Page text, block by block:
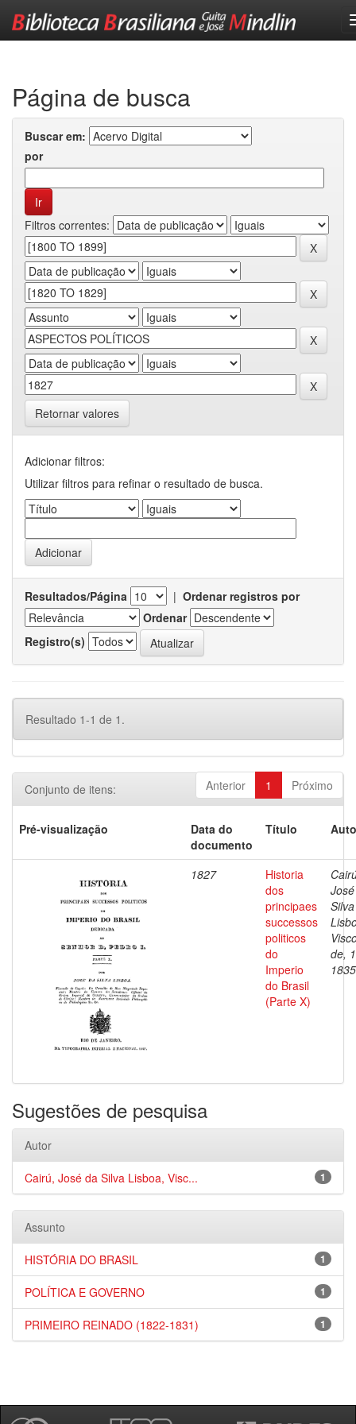
Página de busca
Buscar em:
por
Filtros correntes:
Retornar valores
Adicionar filtros:
Utilizar filtros para refinar o resultado de busca.
Resultados/Página | Ordenar registros por
Ordenar
Registro(s)
Resultado 1-1 de 1.
Anterior 1 Próximo
Conjunto de itens:
Pré-visualização
Data do
documento
Título
1827
Historia
dos
principaes
successos
politicos
do
Imperio
do Brasil
(Parte X)
Silva
de,
1835
Sugestões de pesquisa
Autor
1
Cairú, José da Silva Lisboa, Visc...
Assunto
1
HISTÓRIA DO BRASIL
1
POLÍTICA E GOVERNO
1
PRIMEIRO REINADO (1822-1831)